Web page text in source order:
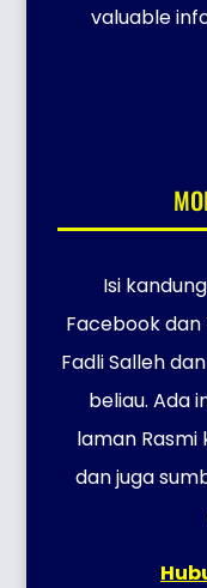
valuable
Isi
Facebook
Fadli Salleh
beliau. Ada
laman
dan juga